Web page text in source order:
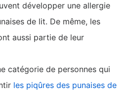
développer une allergie
de lit. De même, les
aussi partie de leur
catégorie de personnes qui
les piqûres des punaises de